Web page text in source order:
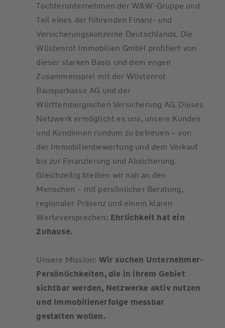
Tochterunternehmen der W&W-Gruppe und
Teil eines der führenden Finanz- und
Versicherungskonzerne Deutschlands. Die
Wüstenrot Immobilien GmbH profitiert von
dieser starken Basis und dem engen
Zusammenspiel mit der Wüstenrot
Bausparkasse AG und der
Württembergischen Versicherung AG. Dieses
Netzwerk ermöglicht es uns, unsere Kunden
und Kundinnen rundum zu betreuen – von
der Immobilienbewertung und dem Verkauf
bis zur Finanzierung und Absicherung.
Gleichzeitig bleiben wir nah an den
Menschen – mit persönlicher Beratung,
regionaler Präsenz und einem klaren
Werteversprechen: Ehrlichkeit hat ein
Zuhause.
Unsere Mission: Wir suchen Unternehmer-
Persönlichkeiten, die in ihrem Gebiet
sichtbar werden, Netzwerke aktiv nutzen
und Immobilienerfolge messbar
gestalten wollen.